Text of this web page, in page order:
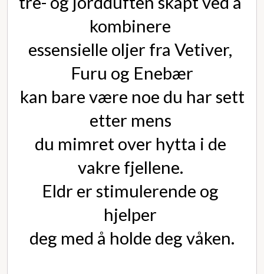
kombinere
essensielle oljer fra Vetiver,
Furu og Enebær
etter mens
du mimret over hytta i de
vakre fjellene.
Eldr er stimulerende og
hjelper
deg med å holde deg våken.